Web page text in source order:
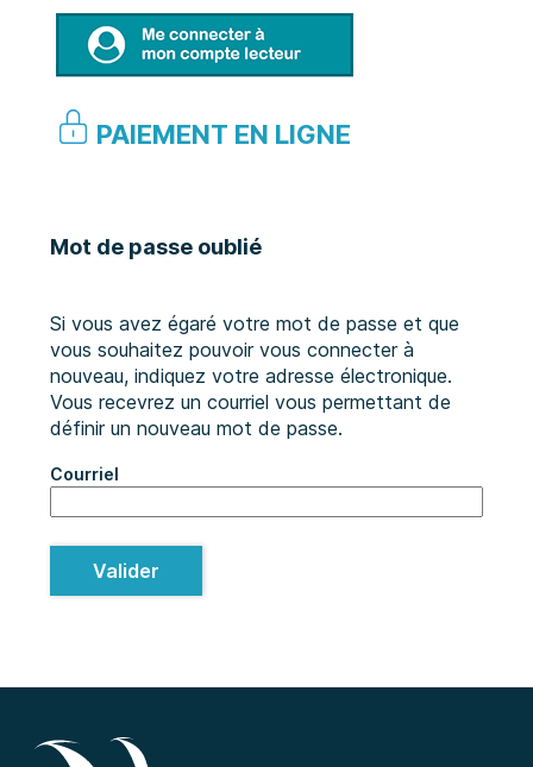
PAIEMENT EN LIGNE
Mot de passe oublié
Si vous avez égaré votre mot de passe et que
vous souhaitez pouvoir vous connecter à
nouveau, indiquez votre adresse électronique.
Vous recevrez un courriel vous permettant de
définir un nouveau mot de passe.
Courriel
Valider